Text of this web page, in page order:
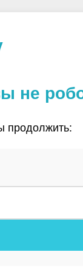
не
продолжить: